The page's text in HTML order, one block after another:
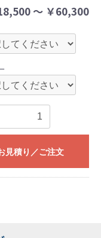
～ ￥60,300
見積り／ご注文